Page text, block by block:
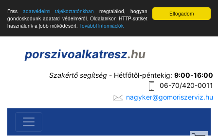
Elfogadom
Friss adatvédelmi tájékoztatónkban megtalálod, hogyan
gondoskodunk adataid védelméről. Oldalainkon HTTP-sütiket
használunk a jobb működésért. További információk
porszivoalkatresz.hu
Szakértő segítség - Hétfőtől-péntekig: 9:00-16:00
06-70/420-0011
nagyker@gomoriszerviz.hu